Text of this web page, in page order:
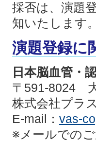
採否は、演題
知いたします
演題登録に
日本脳血管・
〒591-8024
株式会社プラ
E-mail： vas-
※メールでの